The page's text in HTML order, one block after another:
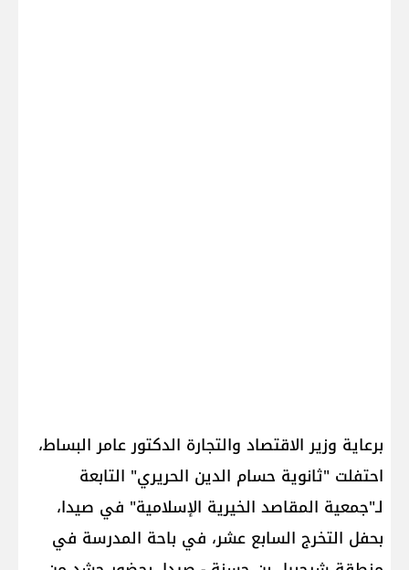
برعاية وزير الاقتصاد والتجارة الدكتور عامر البساط،
احتفلت "ثانوية حسام الدين الحريري" التابعة
لـ"جمعية المقاصد الخيرية الإسلامية" في صيدا،
بحفل التخرج السابع عشر، في باحة المدرسة في